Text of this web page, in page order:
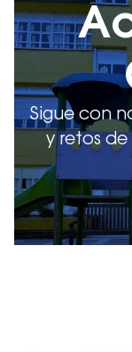
Sigue con
y retos de